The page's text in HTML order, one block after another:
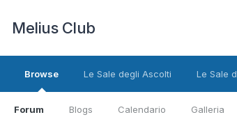
Melius Club
Browse
Forum Blogs Calendario Galleria
Le Sale degli Ascolti Le Sale